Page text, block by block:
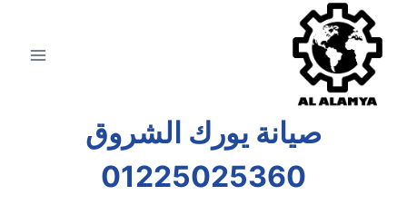
صيانة يورك الشروق
01225025360